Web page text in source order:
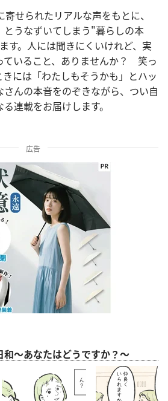
せられたリアルな声をもとに、
とうなずいてしまう"暮らしの本
す。人には聞きにくいけれど、実
ていること、ありませんか？ 笑っ
には「わたしもそうかも」とハッ
さんの本音をのぞきながら、つい自
連載をお届けします。
広告
～あなたはどうですか？～